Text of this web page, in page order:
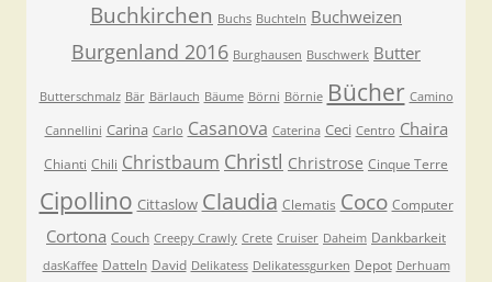
Buchkirchen Buchs Buchteln Buchweizen
Burgenland 2016 Burghausen Buschwerk Butter
Butterschmalz Bär Bärlauch Bäume Börni Börnie Bücher Camino
Cannellini Carina Carlo Casanova Caterina Ceci Centro Chaira
Chianti Chili Christbaum Christl Christrose Cinque Terre
Cipollino Cittaslow Claudia Clematis Coco Computer
Cortona Couch Creepy Crawly Crete Cruiser Daheim Dankbarkeit
dasKaffee Datteln David Delikatess Delikatessgurken Depot Derhuam